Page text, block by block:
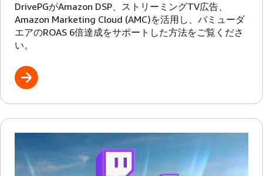
DrivePGがAmazon DSP、ストリーミングTV広告、
Amazon Marketing Cloud (AMC)を活用し、バミューダ
エアのROAS 6倍達成をサポートした方法をご覧くださ
い。